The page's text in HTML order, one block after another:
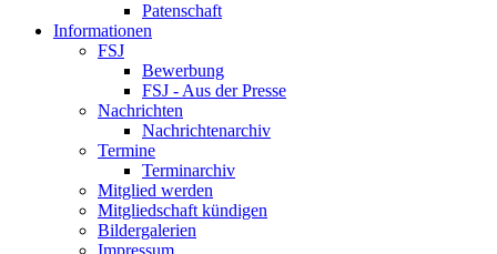
Patenschaft
Informationen
FSJ
Bewerbung
FSJ - Aus der Presse
Nachrichten
Nachrichtenarchiv
Termine
Terminarchiv
Mitglied werden
Mitgliedschaft kündigen
Bildergalerien
Impressum